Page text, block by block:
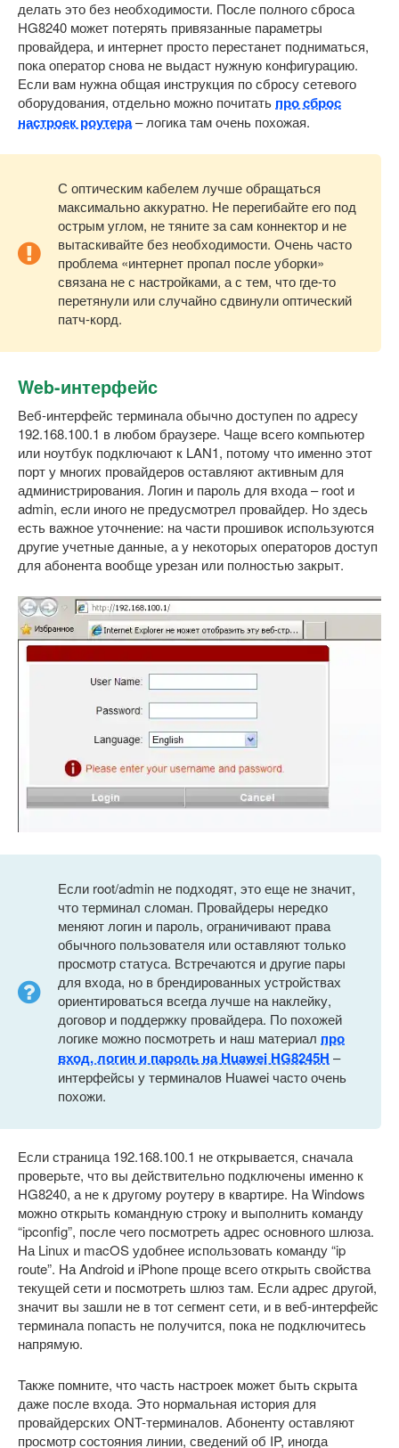
делать это без необходимости. После полного сброса
HG8240 может потерять привязанные параметры
провайдера, и интернет просто перестанет подниматься,
пока оператор снова не выдаст нужную конфигурацию.
Если вам нужна общая инструкция по сбросу сетевого
оборудования, отдельно можно почитать про сброс
настроек роутера– логика там очень похожая.
С оптическим кабелем лучше обращаться
максимально аккуратно. Не перегибайте его под
острым углом, не тяните за сам коннектор и не
вытаскивайте без необходимости. Очень часто
проблема «интернет пропал после уборки»
связана не с настройками, а с тем, что где-то
перетянули или случайно сдвинули оптический
патч-корд.
Web-интерфейс
Веб-интерфейс терминала обычно доступен по адресу
192.168.100.1 в любом браузере. Чаще всего компьютер
или ноутбук подключают к LAN1, потому что именно этот
порт у многих провайдеров оставляют активным для
администрирования. Логин и пароль для входа – root и
admin, если иного не предусмотрел провайдер. Но здесь
есть важное уточнение: на части прошивок используются
другие учетные данные, а у некоторых операторов доступ
для абонента вообще урезан или полностью закрыт.
Если root/admin не подходят, это еще не значит,
что терминал сломан. Провайдеры нередко
меняют логин и пароль, ограничивают права
обычного пользователя или оставляют только
просмотр статуса. Встречаются и другие пары
для входа, но в брендированных устройствах
ориентироваться всегда лучше на наклейку,
договор и поддержку провайдера. По похожей
логике можно посмотреть и наш материал про
вход, логин и пароль на Huawei HG8245H –
интерфейсы у терминалов Huawei часто очень
похожи.
Если страница 192.168.100.1 не открывается, сначала
проверьте, что вы действительно подключены именно к
HG8240, а не к другому роутеру в квартире. На Windows
можно открыть командную строку и выполнить команду
“ipconfig”, после чего посмотреть адрес основного шлюза.
На Linux и macOS удобнее использовать команду “ip
route”. На Android и iPhone проще всего открыть свойства
текущей сети и посмотреть шлюз там. Если адрес другой,
значит вы зашли не в тот сегмент сети, и в веб-интерфейс
терминала попасть не получится, пока не подключитесь
напрямую.
Также помните, что часть настроек может быть скрыта
даже после входа. Это нормальная история для
провайдерских ONT-терминалов. Абоненту оставляют
просмотр состояния линии, сведений об IP, иногда